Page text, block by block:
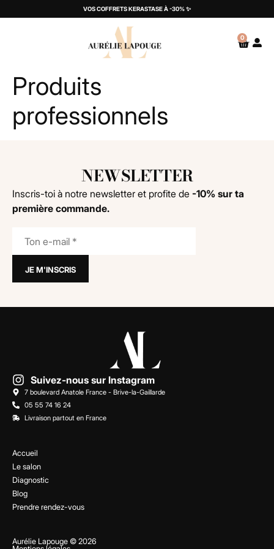
VOS COFFRETS KERASTASE À -30% ✨
0
Produits
professionnels
NEWSLETTER
Inscris-toi à notre newsletter et profite de -10% sur ta
première commande.
Accueil
Le salon
Diagnostic
Blog
Prendre rendez-vous
Suivez-nous sur Instagram
7 boulevard Anatole France - Brive-la-Gaillarde
05 55 74 16 24
Livraison partout en France
Aurélie Lapouge © 2026